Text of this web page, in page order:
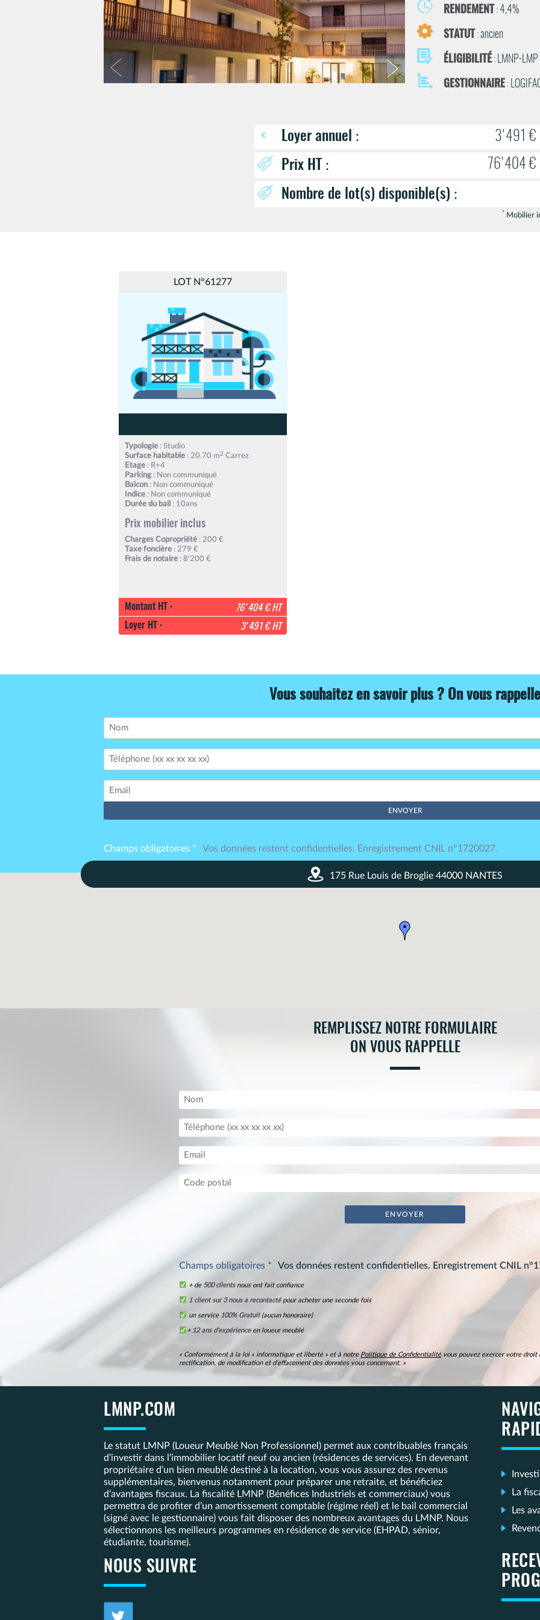
RENDEMENT : 4,4%
STATUT : ancien
ÉLIGIBILITÉ : LMNP-LMP
GESTIONNAIRE :
Loyer annuel :
3'491 €
Prix HT
: 76'404 €
Nombre de lot(s) disponible(s) :
* Mobilier
LOT N°61277
Typologie : Studio
Surface habitable : 20.70 m2 Carrez
Etage : R+4
Parking : Non communiqué
Balcon : Non communiqué
Indice : Non communiqué
Durée du bail : 10ans
Prix mobilier inclus
Charges Copropriété : 200 €
Taxe foncière : 279 €
Frais de notaire : 8'200 €
Montant HT :
76'404 € HT
Loyer HT :
3'491 € HT
Vous souhaitez en savoir plus ? On vous rappelle
Champs obligatoires * Vos données restent confidentielles. Enregistrement CNIL n°1720027.
175 Rue Louis de Broglie 44000 NANTES
REMPLISSEZ NOTRE FORMULAIRE
ON VOUS RAPPELLE
Champs obligatoires * Vos données restent confidentielles. Enregistrement CNIL
+ de 500 clientsnous ont fait confiance
1 client sur 3 nous a recontactépour acheter une seconde fois
un service 100% Gratuit(aucun honoraire)
+12 ans d’expérienceen loueur meublé
« Conformément à la loi « informatique et liberté » et à notrePolitique de Confidentialitévous pouvez exercer votre droit
rectification, de modification et d’effacement des données vous concernant. »
LMNP.COM
Le statut LMNP (Loueur Meublé Non Professionnel) permet aux contribuables français
d’investir dans l’immobilier locatif neuf ou ancien (résidences de services). En devenant
propriétaire d’un bien meublé destiné à la location, vous vous assurez des revenus
supplémentaires, bienvenus notamment pour préparer une retraite, et bénéficiez
d’avantages fiscaux. La fiscalité LMNP (Bénéfices Industriels et commerciaux) vous
permettra de profiter d’un amortissement comptable (régime réel) et le bail commercial
(signé avec le gestionnaire) vous fait disposer des nombreux avantages du LMNP. Nous
sélectionnons les meilleurs programmes en résidence de service (EHPAD, sénior,
étudiante, tourisme).
NOUS SUIVRE
La
Les